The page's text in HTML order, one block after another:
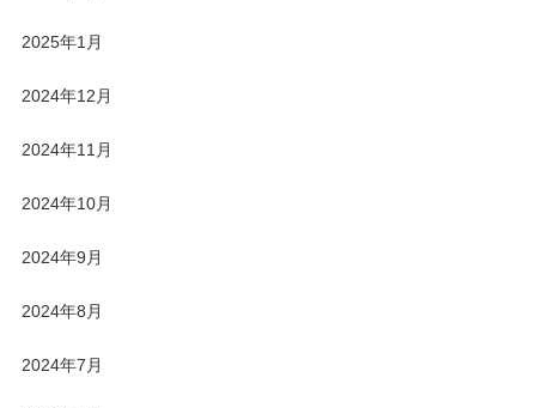
2025年1月
2024年12月
2024年11月
2024年10月
2024年9月
2024年8月
2024年7月